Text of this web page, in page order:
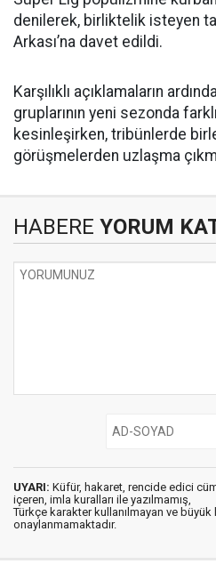
denilerek, birliktelik isteyen
Arkası’na davet edildi.
Karşılıklı açıklamaların
gruplarının yeni sezonda
kesinleşirken, tribünlerde
görüşmelerden uzlaşma
HABERE YORUM
UYARI: Küfür, hakaret, rencide edici
içeren, imla kuralları ile yazılmamış,
Türkçe karakter kullanılmayan ve büyük
onaylanmamaktadır.